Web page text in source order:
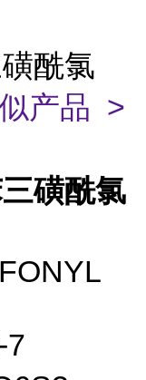
酰氯
产品 >
磺酰氯
7